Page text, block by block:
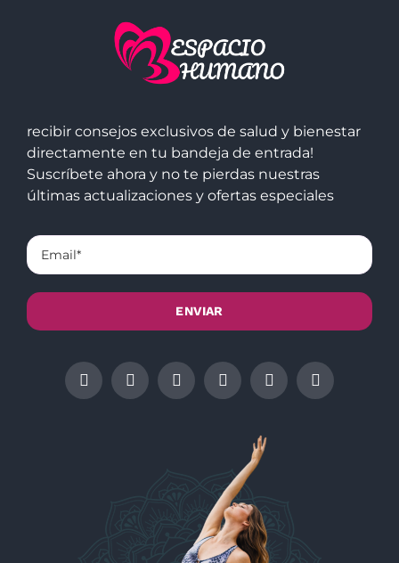
recibir consejos exclusivos de salud y bienestar
directamente en tu bandeja de entrada!
Suscríbete ahora y no te pierdas nuestras
últimas actualizaciones y ofertas especiales